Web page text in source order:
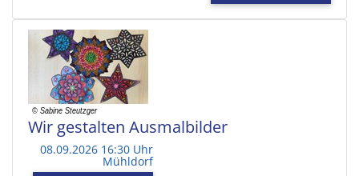
Wir gestalten Ausmalbilder
08.09.2026 16:30 Uhr
Mühldorf